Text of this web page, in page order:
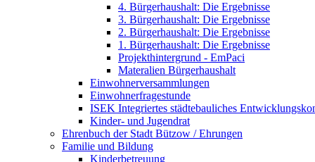
4. Bürgerhaushalt: Die Ergebnisse
3. Bürgerhaushalt: Die Ergebnisse
2. Bürgerhaushalt: Die Ergebnisse
1. Bürgerhaushalt: Die Ergebnisse
Projekthintergrund - EmPaci
Materalien Bürgerhaushalt
Einwohnerversammlungen
Einwohnerfragestunde
ISEK Integriertes städtebauliches
Kinder- und Jugendrat
Ehrenbuch der Stadt Bützow / Ehrungen
Familie und Bildung
Kinderbetreuung